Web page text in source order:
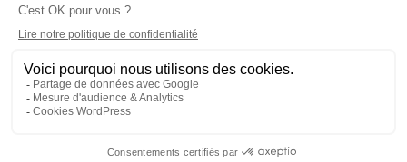
Contactez-nous-Mentions légales-CGV-Politique de
confidentialité-Gestion des cookies